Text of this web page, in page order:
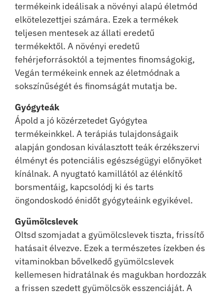
termékeink ideálisak a növényi alapú életmód
elkötelezettjei számára. Ezek a termékek
teljesen mentesek az állati eredetű
termékektől. A növényi eredetű
fehérjeforrásoktól a tejmentes finomságokig,
Vegán termékeink ennek az életmódnak a
sokszínűségét és finomságát mutatja be.
Gyógyteák
Ápold a jó közérzetedet Gyógytea
termékeinkkel. A terápiás tulajdonságaik
alapján gondosan kiválasztott teák érzékszervi
élményt és potenciális egészségügyi előnyöket
kínálnak. A nyugtató kamillától az élénkítő
borsmentáig, kapcsolódj ki és tarts
öngondoskodó énidőt gyógyteáink egyikével.
Gyümölcslevek
Oltsd szomjadat a gyümölcslevek tiszta, frissítő
hatásait élvezve. Ezek a természetes ízekben és
vitaminokban bővelkedő gyümölcslevek
kellemesen hidratálnak és magukban hordozzák
a frissen szedett gyümölcsök esszenciáját. A